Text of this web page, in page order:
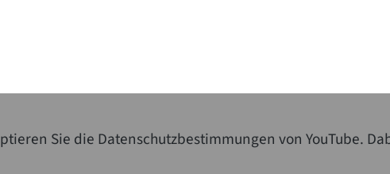
Sie die Datenschutzbestimmungen von YouTube.